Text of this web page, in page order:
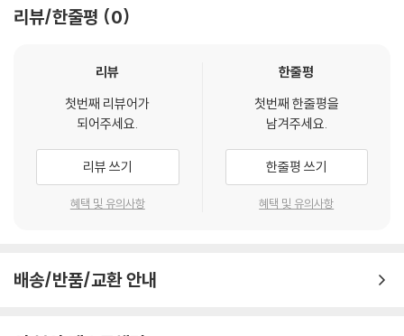
는 약만 먹고 있어요. 강압제를 10종류나 먹는 사람도 있고요.
남성호르몬의 재료인 콜레스테롤 수치가 낮으면 특히 남성 고령자는 활력
이 떨어집니다. 중장년에 스타틴을 쓰면 발기부전(ED)이 되기도 할 정도
로 남성호르몬 분비량이 줄어듭니다. 스타틴은 순환기내과 의사에게 좋은
약일지 모르지만, 호르몬 의학에서 보면 나쁜 약입니다. 콜레스테롤이 지
나치게 줄어들면 세포막이 약해져 면역 기능이 떨어지니까요.
--- p. 188 「4장 ‘기준치’가 수명을 단축한다」 중에서
‘이 화합물은 어디에 쓸 수 있을까’라는 관점에서 연구를 시작해서 ‘이 약은
한다.”
특히 복수의 질병을 가진 고령자들은 먹는 약의 종류도 많은데, 환자들을
진료해보면 다약제 복용(폴리파머시, poly-pharmacy)이 오히려 몸에
악영향을 끼친다는 것이다. 실제로 혈압을 낮추기 위해 이뇨제를 복용하면
서 죽어가던 환자는 오히려 약을 끊고 다시 일을 하러 나갈 정도로 몸이 회
복되었다고 한다.
게 의존하지 않아야 한다.”라고 주장하는 의사들은 어떤 근거를 가지고 이
리뷰/한줄평 0
리뷰
첫번째 리뷰어가
되어주세요.
리뷰 쓰기
혜택 및 유의사항
한줄평
첫번째 한줄평을
남겨주세요.
한줄평 쓰기
혜택 및 유의사항
배송/반품/교환 안내